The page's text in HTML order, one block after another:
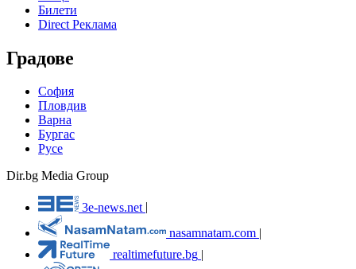
Билети
Direct Реклама
Градове
София
Пловдив
Варна
Бургас
Русе
Dir.bg Media Group
3e-news.net
nasamnatam.com |
realtimefuture.bg |